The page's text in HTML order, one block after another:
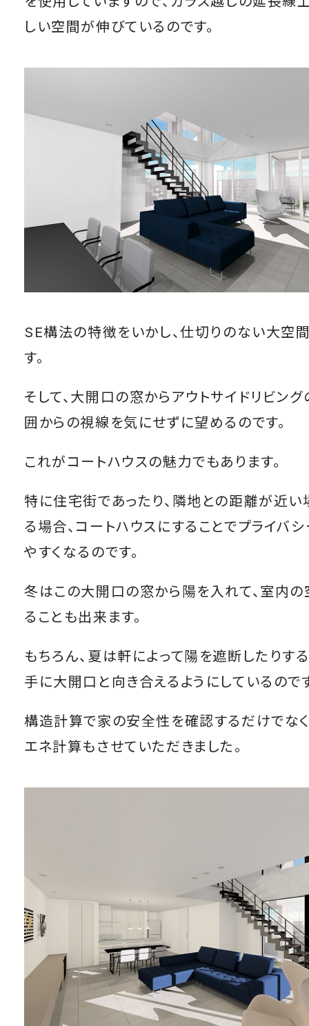
しい空間が伸びているのです。
SE構法の特徴をいかし、仕切りのない大空
す。
そして、大開口の窓からアウトサイドリビン
囲からの視線を気にせずに望めるのです。
これがコートハウスの魅力でもあります。
特に住宅街であったり、隣地との距離が近
る場合、コートハウスにすることでプライバ
やすくなるのです。
冬はこの大開口の窓から陽を入れて、室内
ることも出来ます。
もちろん、夏は軒によって陽を遮断したりす
手に大開口と向き合えるようにしているので
構造計算で家の安全性を確認するだけでなく
エネ計算もさせていただきました。